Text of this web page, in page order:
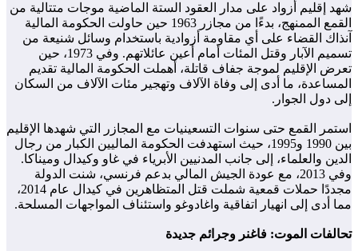
شهد إقليم أزواد على مدار العقود الستة الماضية موجات متتالية من
القمع الممنهج، بدءًا من مجازر 1963 حين حاولت الحكومة المالية
آنذاك القضاء على أي مقاومة أزوادية باستخدام وسائل شنيعة من
تسميم الآبار وقتل المئات أمام أعين عائلاتهم. وفي 1973، حين
تعرض الإقليم لموجة جفاف قاتلة، أهملت الحكومة المالية تقديم
المساعدة، ما أدى إلى وفاة الآلاف وتهجير مئات الآلاف من السكان
إلى دول الجوار.
استمر القمع حتى سنوات التسعينيات مع المجازر التي شهدها الإقليم
بين 1990 و1995، حيث استهدفت الحكومة الماليين الكبار من رجال
الدين والعلماء، إلى جانب المدنيين الأبرياء في غاو وكيدال وميناكا.
وفي 2013، مع عودة الجيش المالي بدعم فرنسي، شنت الدولة
مجددًا حملات قمعية شملت قتل المتظاهرين في كيدال عام 2014،
مما أدى إلى انهيار اتفاقية واغادوغو واستئناف المواجهات المسلحة.
تحالفات الموت: فاغنر وجرائم جديدة